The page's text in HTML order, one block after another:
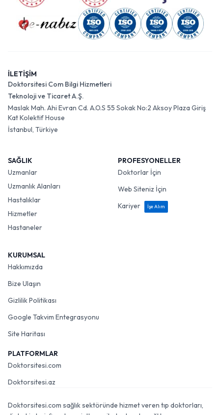
İLETİŞİM
Doktorsitesi Com Bilgi Hizmetleri
Teknoloji ve Ticaret A.Ş.
Maslak Mah. Ahi Evran Cd. A.O.S 55 Sokak No:2 Aksoy Plaza Giriş
Kat Kolektif House
İstanbul, Türkiye
SAĞLIK
Uzmanlar
Uzmanlık Alanları
Hastalıklar
Hizmetler
Hastaneler
PROFESYONELLER
Doktorlar İçin
Web Siteniz İçin
Kariyer
İşe Alım
KURUMSAL
Hakkımızda
Bize Ulaşın
Gizlilik Politikası
Google Takvim Entegrasyonu
Site Haritası
PLATFORMLAR
Doktorsitesi.com
Doktorsitesi.az
Doktorsitesi.com sağlık sektöründe hizmet veren tıp doktorları,